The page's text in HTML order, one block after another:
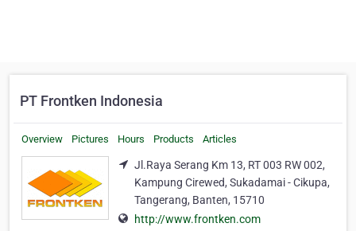
PT Frontken Indonesia
Overview Pictures Hours Products Articles
Jl.Raya Serang Km 13, RT 003 RW 002,
Kampung Cirewed, Sukadamai - Cikupa,
Tangerang, Banten, 15710
http://www.frontken.com